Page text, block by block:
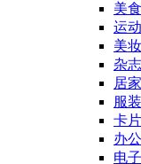
美
运
美
杂
居
服
卡
办
电